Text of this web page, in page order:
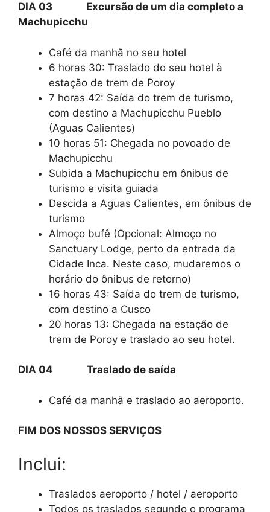
DIA 03 Excursão de um dia completo a
Machupicchu
Café da manhã no seu hotel
6 horas 30: Traslado do seu hotel à
estação de trem de Poroy
7 horas 42: Saída do trem de turismo,
com destino a Machupicchu Pueblo
(Aguas Calientes)
10 horas 51: Chegada no povoado de
Machupicchu
Subida a Machupicchu em ônibus de
turismo e visita guiada
Descida a Aguas Calientes, em ônibus de
turismo
Almoço bufê (Opcional: Almoço no
Sanctuary Lodge, perto da entrada da
Cidade Inca. Neste caso, mudaremos o
horário do ônibus de retorno)
16 horas 43: Saída do trem de turismo,
com destino a Cusco
20 horas 13: Chegada na estação de
trem de Poroy e traslado ao seu hotel.
DIA 04 Traslado de saída
Café da manhã e traslado ao aeroporto.
FIM DOS NOSSOS SERVIÇOS
Inclui:
Traslados aeroporto / hotel / aeroporto
Todos os traslados segundo o programa